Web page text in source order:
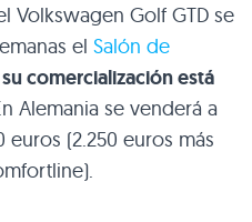
Volkswagen Golf GTD se
el Salón de
comercialización está
Alemania se venderá a
(2.250 euros más